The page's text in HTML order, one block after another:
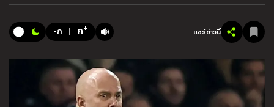
-ก ก+ แชร์ข่าวนี้